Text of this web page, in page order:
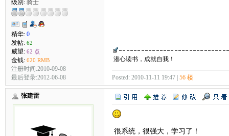
级别: 骑士
精华: 0
发帖: 62
威望: 62 点
金钱: 620 RMB
注册时间:2010-09-08
最后登录:2012-06-08
潜心读书，成就自我！
Posted: 2010-11-11 19:47 | 56 楼
张建雷
很系统，很强大，学习了！